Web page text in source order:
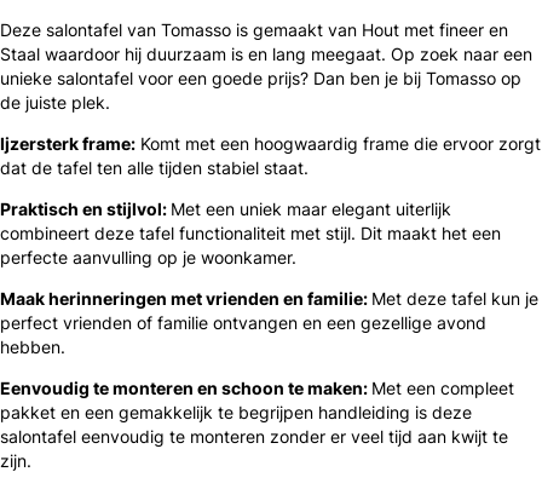
Deze salontafel van Tomasso is gemaakt van Hout met fineer en
Staal waardoor hij duurzaam is en lang meegaat. Op zoek naar een
unieke salontafel voor een goede prijs? Dan ben je bij Tomasso op
de juiste plek.
Ijzersterk frame: Komt met een hoogwaardig frame die ervoor zorgt
dat de tafel ten alle tijden stabiel staat.
Praktisch en stijlvol: Met een uniek maar elegant uiterlijk
combineert deze tafel functionaliteit met stijl. Dit maakt het een
perfecte aanvulling op je woonkamer.
Maak herinneringen met vrienden en familie: Met deze tafel kun je
perfect vrienden of familie ontvangen en een gezellige avond
hebben.
Eenvoudig te monteren en schoon te maken: Met een compleet
pakket en een gemakkelijk te begrijpen handleiding is deze
salontafel eenvoudig te monteren zonder er veel tijd aan kwijt te
zijn.